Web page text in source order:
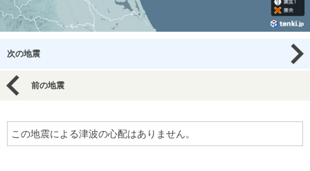
次の地震
前の地震
この地震による津波の心配はありません。